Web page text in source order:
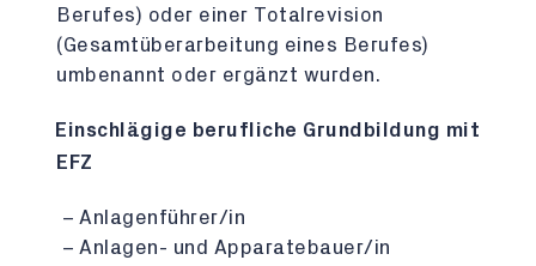
Berufes) oder einer Totalrevision
(Gesamtüberarbeitung eines Berufes)
umbenannt oder ergänzt wurden.
Einschlägige berufliche Grundbildung mit
EFZ
Anlagenführer/in
Anlagen- und Apparatebauer/in